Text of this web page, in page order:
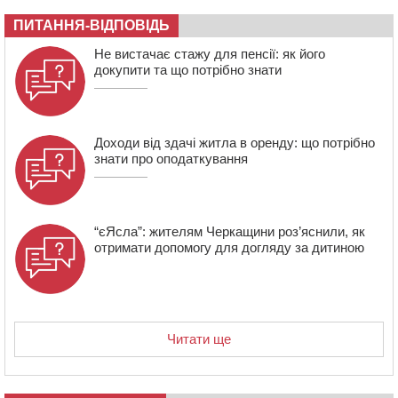
17:48 “Це страшна несправедливість”: мати хворого на
СМА 13-річного хлопця із Драбівщини просить
ОВА виділити кошти на дороговартісні ліки
17:15
На Уманщині судитимуть колишню очільницю відділу
освіти через закупівлю електрики за завищеною
ціною
ПИТАННЯ-ВІДПОВІДЬ
Не вистачає стажу для пенсії: як його
докупити та що потрібно знати
Доходи від здачі житла в оренду: що потрібно
знати про оподаткування
“єЯсла”: жителям Черкащини роз’яснили, як
отримати допомогу для догляду за дитиною
Читати ще